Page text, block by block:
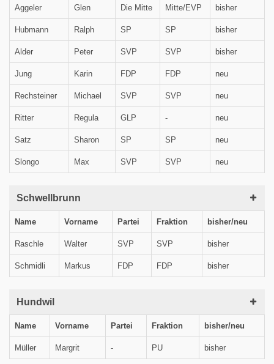
Aggeler Glen Die Mitte Mitte/EVP bisher
Hubmann Ralph SP SP bisher
Alder Peter SVP SVP bisher
Jung Karin FDP FDP neu
Rechsteiner Michael SVP SVP neu
Ritter Regula GLP - neu
Satz Sharon SP SP neu
Slongo Max SVP SVP neu
Schwellbrunn
Name Vorname Partei Fraktion bisher/neu
Raschle Walter SVP SVP bisher
Schmidli Markus FDP FDP bisher
Hundwil
Name Vorname Partei Fraktion bisher/neu
Müller Margrit - PU bisher